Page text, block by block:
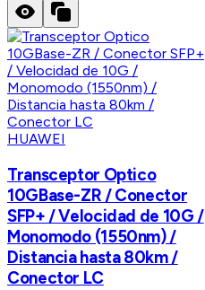
HUAWEI
Transceptor Optico
10GBase-ZR / Conector
SFP+ / Velocidad de 10G /
Monomodo (1550nm) /
Distancia hasta 80km /
Conector LC